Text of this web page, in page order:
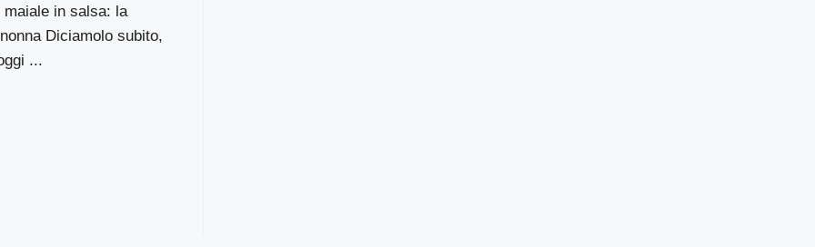
in salsa: la
Diciamolo subito,
...